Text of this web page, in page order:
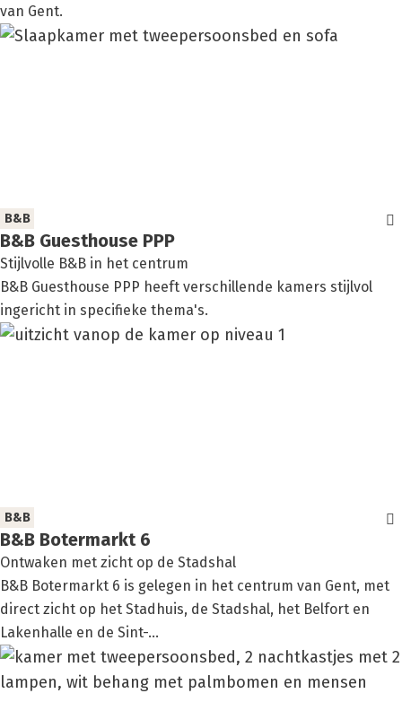
van Gent.
B&B Gues­t­hou­se PPP
Stijlvolle B&B in het centrum
B&B
B&B Guesthouse PPP heeft verschillende kamers stijlvol
ingericht in specifieke thema's.
B&B Boter­markt 6
Ontwaken met zicht op de Stadshal
B&B
B&B Botermarkt 6 is gelegen in het centrum van Gent, met
direct zicht op het Stadhuis, de Stadshal, het Belfort en
Lakenhalle en de Sint-...